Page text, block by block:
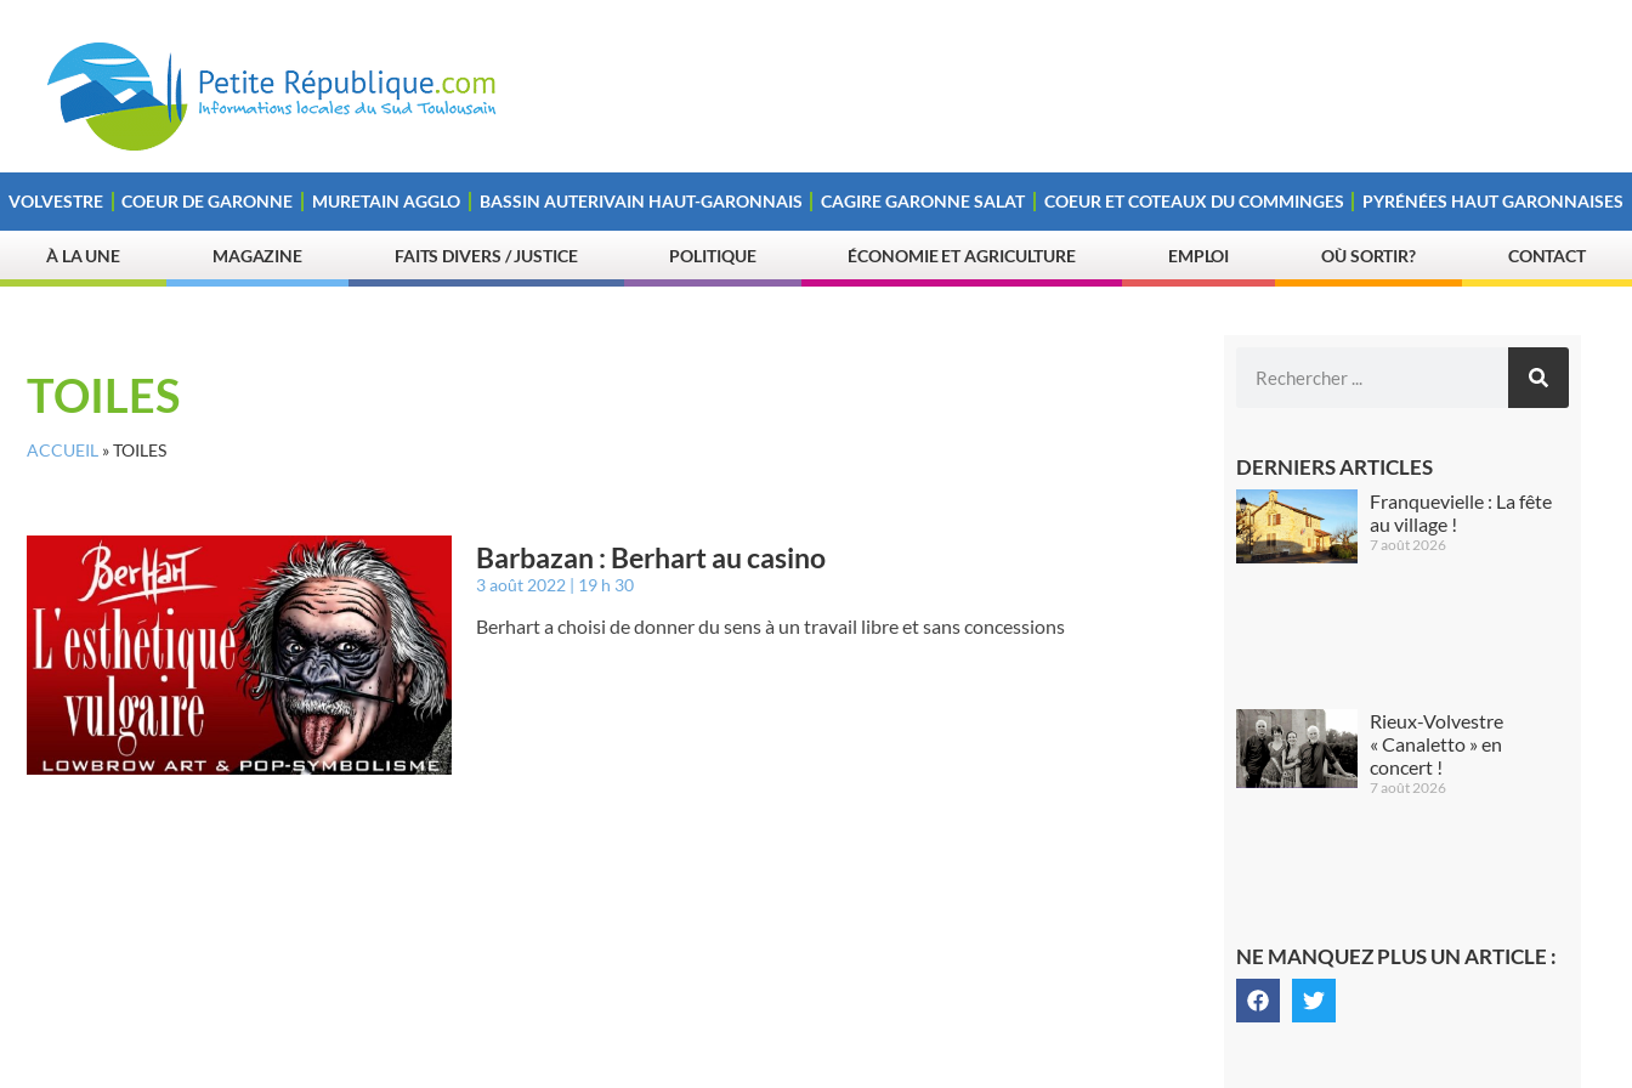
VOLVESTRE COEUR DE GARONNE MURETAIN AGGLO BASSIN AUTERIVAIN HAUT-GARONNAIS CAGIRE GARONNE SALAT COEUR ET COTEAUX DU COMMINGES PYRÉNÉES HAUT GARONNAISES
À LA UNE MAGAZINE FAITS DIVERS / JUSTICE POLITIQUE ÉCONOMIE ET AGRICULTURE EMPLOI OÙ SORTIR? CONTACT
TOILES
ACCUEIL »TOILES
Barbazan : Berhart au casino
3 août 2022 19 h 30
Berhart a choisi de donner du sens à un travail libre et sans concessions
DERNIERS ARTICLES
Franquevielle : La fête
au village !
7 août 2026
Rieux-Volvestre
« Canaletto » en
concert !
7 août 2026
NE MANQUEZ PLUS UN ARTICLE :